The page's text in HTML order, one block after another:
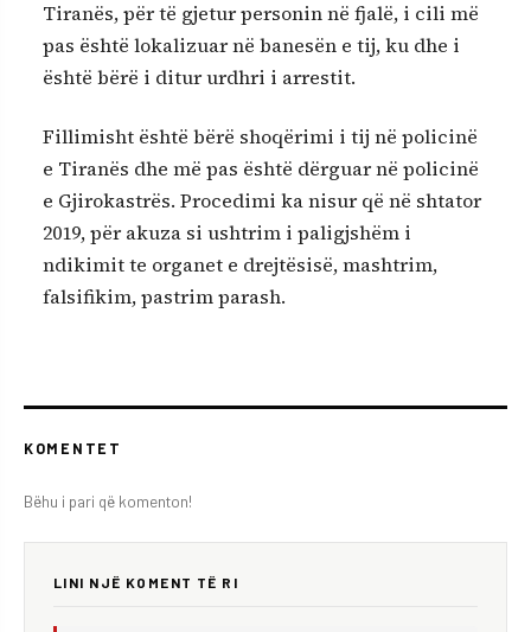
Tiranës, për të gjetur personin në fjalë, i cili më
pas është lokalizuar në banesën e tij, ku dhe i
është bërë i ditur urdhri i arrestit.
Fillimisht është bërë shoqërimi i tij në policinë
e Tiranës dhe më pas është dërguar në policinë
e Gjirokastrës. Procedimi ka nisur që në shtator
2019, për akuza si ushtrim i paligjshëm i
ndikimit te organet e drejtësisë, mashtrim,
falsifikim, pastrim parash.
KOMENTET
Bëhu i pari që komenton!
LINI NJË KOMENT TË RI